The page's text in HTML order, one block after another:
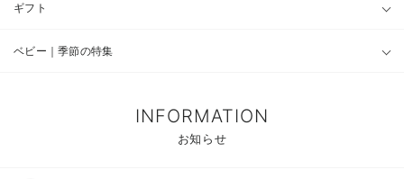
ギフト
ベビー｜季節の特集
INFORMATION
お知らせ